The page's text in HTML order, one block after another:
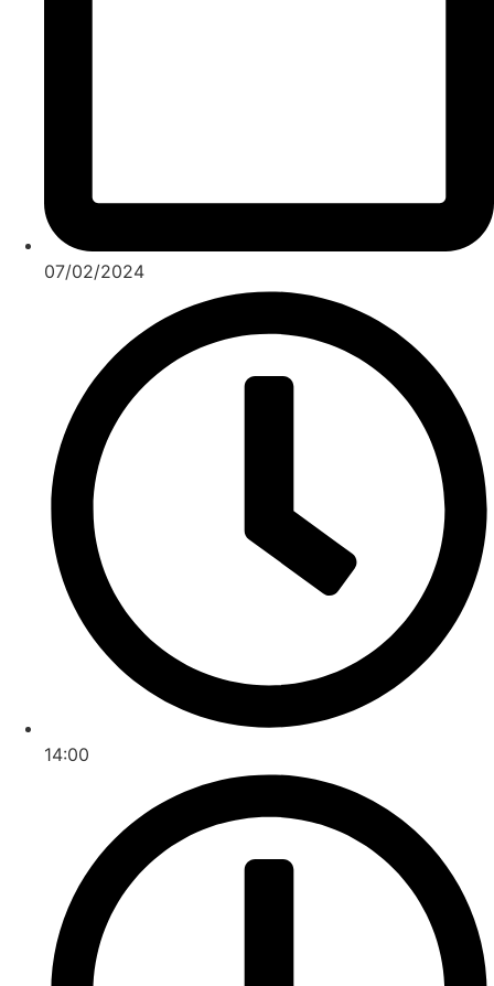
07/02/2024
14:00